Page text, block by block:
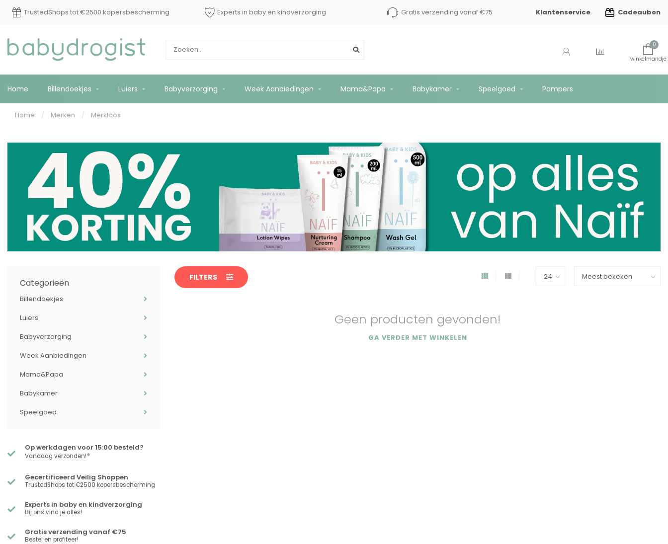
TrustedShops tot €2500 kopersbescherming Experts in baby en kindverzorging Gratis verzending vanaf €75 Klantenservice Cadeaubon
0
Home Billendoekjes Luiers Babyverzorging Week Aanbiedingen Mama&Papa Babykamer Speelgoed Pampers
Home / Merken / Merkloos
Categorieën
Billendoekjes
Luiers
Babyverzorging
Week Aanbiedingen
Mama&Papa
Babykamer
Speelgoed
Op werkdagen voor 15:00 besteld?
Vandaag verzonden!*
Gecertificeerd Veilig Shoppen
TrustedShops tot €2500 kopersbescherming
Experts in baby en kindverzorging
Bij ons vind je alles!
Gratis verzending vanaf €75
Bestel en profiteer!
FILTERS
Geen producten gevonden!
GA VERDER MET WINKELEN